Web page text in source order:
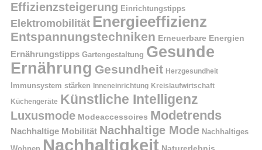
Effizienzsteigerung Einrichtungstipps
Elektromobilität Energieeffizienz
Entspannungstechniken Erneuerbare Energien
Ernährungstipps Gartengestaltung Gesunde
Ernährung Gesundheit Herzgesundheit
Immunsystem stärken Inneneinrichtung Kreislaufwirtschaft
Küchengeräte Künstliche Intelligenz
Luxusmode Modeaccessoires Modetrends
Nachhaltige Mobilität Nachhaltige Mode Nachhaltiges
Nachhaltigkeit